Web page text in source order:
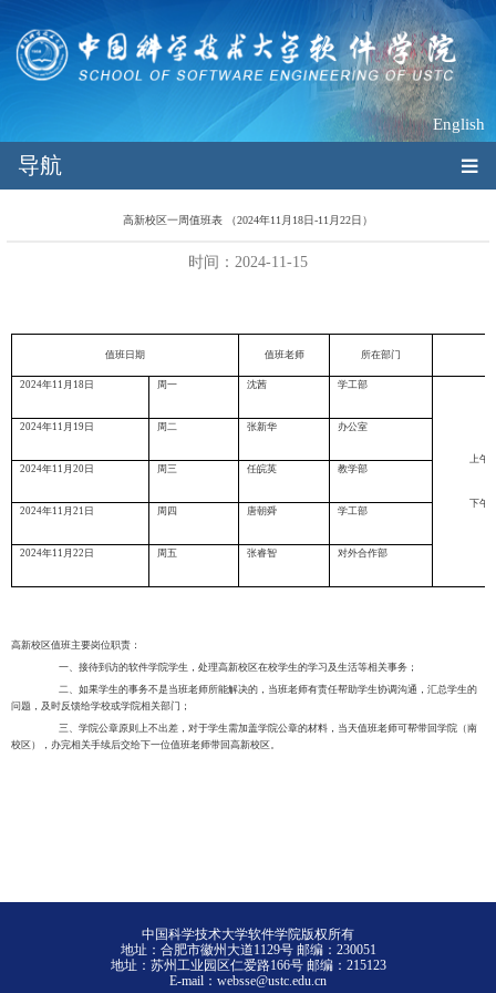
English
导航
高新校区一周值班表 （2024年11月18日-11月22日）
时间：2024-11-15
值班日期 值班老师 所在部门
2024年11 月 18 日 周一 沈茜 学工部
上午
下午
2024年11 月 19 日 周二 张新华 办公室
2024年11 月 20 日 周三 任皖英 教学部
2024年11 月 21 日 周四 唐朝舜 学工部
2024年11 月 22 日 周五 张睿智 对外合作部
高新校区值班主要岗位职责：
一、接待到访的软件学院学生，处理高新校区在校学生的学习及生活等相关事务；
二、如果学生的事务不是当班老师所能解决的，当班老师有责任帮助学生协调沟通，汇总学生的
问题，及时反馈给学校或学院相关部门；
三、学院公章原则上不出差，对于学生需加盖学院公章的材料，当天值班老师可帮带回学院（南
校区），办完相关手续后交给下一位值班老师带回高新校区。
中国科学技术大学软件学院版权所有
地址：合肥市徽州大道1129号 邮编：230051
地址：苏州工业园区仁爱路166号 邮编：215123
E-mail：websse@ustc.edu.cn